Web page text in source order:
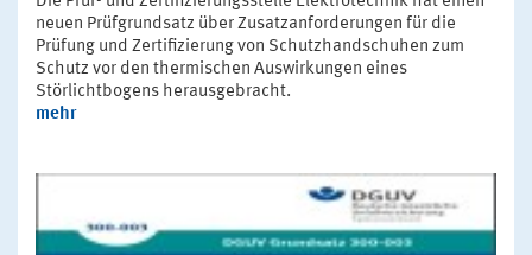
neuen Prüfgrundsatz über Zusatzanforderungen für die
Prüfung und Zertifizierung von Schutzhandschuhen zum
Schutz vor den thermischen Auswirkungen eines
Störlichtbogens herausgebracht.
mehr